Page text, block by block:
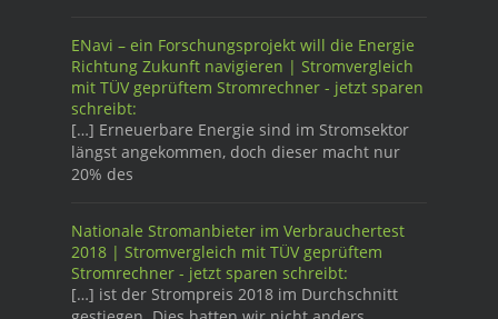
ENavi – ein Forschungsprojekt will die Energie
Richtung Zukunft navigieren | Stromvergleich
mit TÜV geprüftem Stromrechner - jetzt sparen
schreibt:
[…] Erneuerbare Energie sind im Stromsektor
längst angekommen, doch dieser macht nur
20% des
Nationale Stromanbieter im Verbrauchertest
2018 | Stromvergleich mit TÜV geprüftem
Stromrechner - jetzt sparen schreibt:
[…] ist der Strompreis 2018 im Durchschnitt